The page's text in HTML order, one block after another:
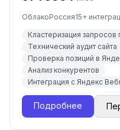
ОблакоРоссия15+
Кластеризация
Технический аудит сайта
Проверка позиций в
Анализ конкурентов
Интеграция с Яндекс
Подробнее